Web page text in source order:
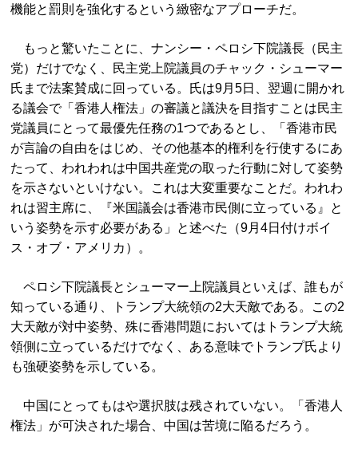
機能と罰則を強化するという緻密なアプローチだ。
もっと驚いたことに、ナンシー・ペロシ下院議長（民主
党）だけでなく、民主党上院議員のチャック・シューマー
氏まで法案賛成に回っている。氏は9月5日、翌週に開かれ
る議会で「香港人権法」の審議と議決を目指すことは民主
党議員にとって最優先任務の1つであるとし、「香港市民
が言論の自由をはじめ、その他基本的権利を行使するにあ
たって、われわれは中国共産党の取った行動に対して姿勢
を示さないといけない。これは大変重要なことだ。われわ
れは習主席に、『米国議会は香港市民側に立っている』と
いう姿勢を示す必要がある」と述べた（9月4日付けボイ
ス・オブ・アメリカ）。
ペロシ下院議長とシューマー上院議員といえば、誰もが
知っている通り、トランプ大統領の2大天敵である。この2
大天敵が対中姿勢、殊に香港問題においてはトランプ大統
領側に立っているだけでなく、ある意味でトランプ氏より
も強硬姿勢を示している。
中国にとってもはや選択肢は残されていない。「香港人
権法」が可決された場合、中国は苦境に陥るだろう。